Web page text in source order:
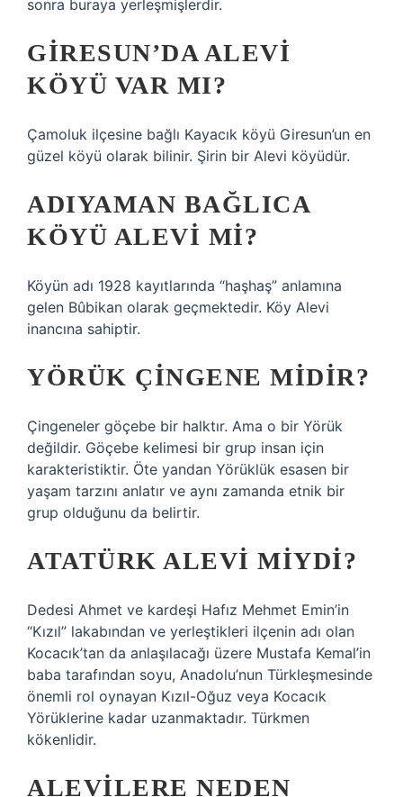
sonra buraya yerleşmişlerdir.
GIRESUN’DA ALEVI
KÖYÜ VAR MI?
Çamoluk ilçesine bağlı Kayacık köyü Giresun’un en
güzel köyü olarak bilinir. Şirin bir Alevi köyüdür.
ADIYAMAN BAĞLICA
KÖYÜ ALEVI MI?
Köyün adı 1928 kayıtlarında “haşhaş” anlamına
gelen Bûbikan olarak geçmektedir. Köy Alevi
inancına sahiptir.
YÖRÜK ÇINGENE MIDIR?
Çingeneler göçebe bir halktır. Ama o bir Yörük
değildir. Göçebe kelimesi bir grup insan için
karakteristiktir. Öte yandan Yörüklük esasen bir
yaşam tarzını anlatır ve aynı zamanda etnik bir
grup olduğunu da belirtir.
ATATÜRK ALEVI MIYDI?
Dedesi Ahmet ve kardeşi Hafız Mehmet Emin’in
“Kızıl” lakabından ve yerleştikleri ilçenin adı olan
Kocacık’tan da anlaşılacağı üzere Mustafa Kemal’in
baba tarafından soyu, Anadolu’nun Türkleşmesinde
önemli rol oynayan Kızıl-Oğuz veya Kocacık
Yörüklerine kadar uzanmaktadır. Türkmen
kökenlidir.
ALEVILERE NEDEN